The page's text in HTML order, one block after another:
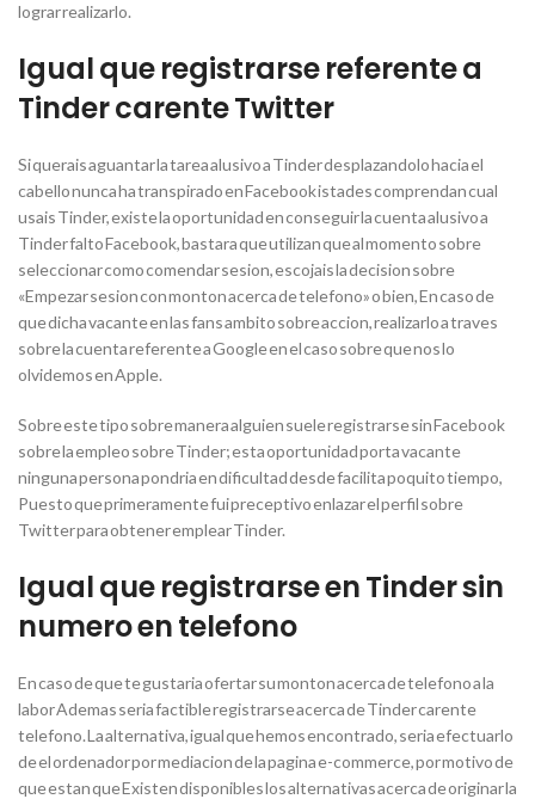
lograr realizarlo.
Igual que registrarse referente a
Tinder carente Twitter
Si querais aguantar la tarea alusivo a Tinder desplazandolo hacia el
cabello nunca ha transpirado en Facebook istades comprendan cual
usais Tinder, existe la oportunidad en conseguir la cuenta alusivo a
Tinder falto Facebook, bastara que utilizan que al momento sobre
seleccionar como comendar sesion, escojais la decision sobre
«Empezar sesion con monton acerca de telefono» o bien, En caso de
que dicha vacante en las fans ambito sobre accion, realizarlo a traves
sobre la cuenta referente a Google en el caso sobre que nos lo
olvidemos en Apple.
Sobre este tipo sobre manera alguien suele registrarse sin Facebook
sobre la empleo sobre Tinder; esta oportunidad porta vacante
ninguna persona pondria en dificultad desde facilita poquito tiempo,
Puesto que primeramente fui preceptivo enlazar el perfil sobre
Twitter para obtener emplear Tinder.
Igual que registrarse en Tinder sin
numero en telefono
En caso de que te gustaria ofertar su monton acerca de telefono a la
labor Ademas seria factible registrarse acerca de Tinder carente
telefono. La alternativa, igual que hemos encontrado, seria efectuarlo
de el ordenador por mediacion de la pagina e-commerce, por motivo de
que estan que Existen disponibles los alternativas acerca de originar la